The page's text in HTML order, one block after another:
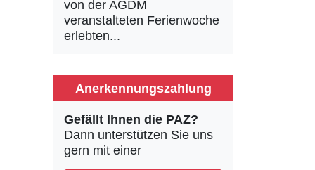
von der AGDM
veranstalteten Ferienwoche
erlebten...
Anerkennungszahlung
Gefällt Ihnen die PAZ?
Dann unterstützen Sie uns
gern mit einer